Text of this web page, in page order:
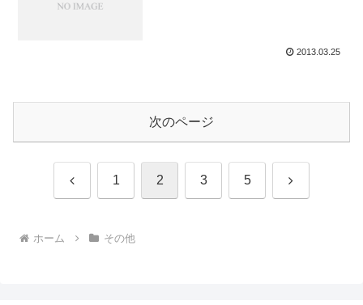
2013.03.25
次のページ
前 1 2 3 5 次
ホーム その他